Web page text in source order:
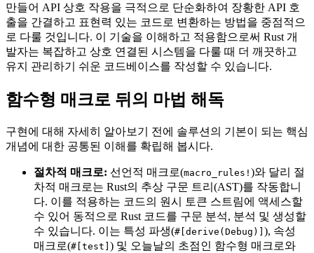
만들어 API 상호 작용을 극적으로 단순화하여 장황한 API 호
출을 간결하고 표현력 있는 코드로 변환하는 방법을 중점적으
로 다룰 것입니다. 이 기술을 이해하고 적용함으로써 Rust 개
발자는 복잡하고 상호 연결된 시스템을 다룰 때 더 깨끗하고
유지 관리하기 쉬운 코드베이스를 작성할 수 있습니다.
함수형 매크로 뒤의 마법 해독
구현에 대해 자세히 알아보기 전에 솔루션의 기본이 되는 핵심
개념에 대한 공통된 이해를 확립해 봅시다.
절차적 매크로: 선언적 매크로(macro_rules! )와 달리 절
차적 매크로는 Rust의 추상 구문 트리(AST)를 작동합니
다. 이를 적용하는 코드의 원시 토큰 스트림에 액세스할
수 있어 동적으로 Rust 코드를 구문 분석, 분석 및 생성할
수 있습니다. 이는 특성 파생(#[derive(Debug)] ), 속성
매크로(#[test] ) 및 오늘날의 초점인 함수형 매크로와